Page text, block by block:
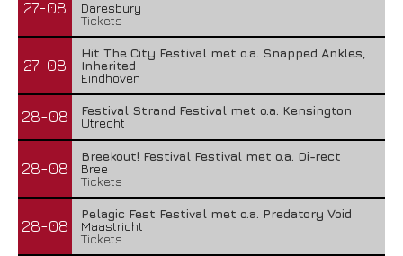
27-08
Daresbury
Tickets
27-08
Hit The City Festival met o.a. Snapped Ankles,
Inherited
Eindhoven
28-08
Festival Strand Festival met o.a. Kensington
Utrecht
28-08
Breekout! Festival Festival met o.a. Di-rect
Bree
Tickets
28-08
Pelagic Fest Festival met o.a. Predatory Void
Maastricht
Tickets